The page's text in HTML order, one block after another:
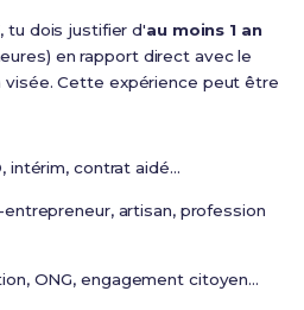
tu dois justifier d'au moins 1 an
en rapport direct avec le
Cette expérience peut être
intérim, contrat aidé...
artisan, profession
ONG, engagement citoyen...